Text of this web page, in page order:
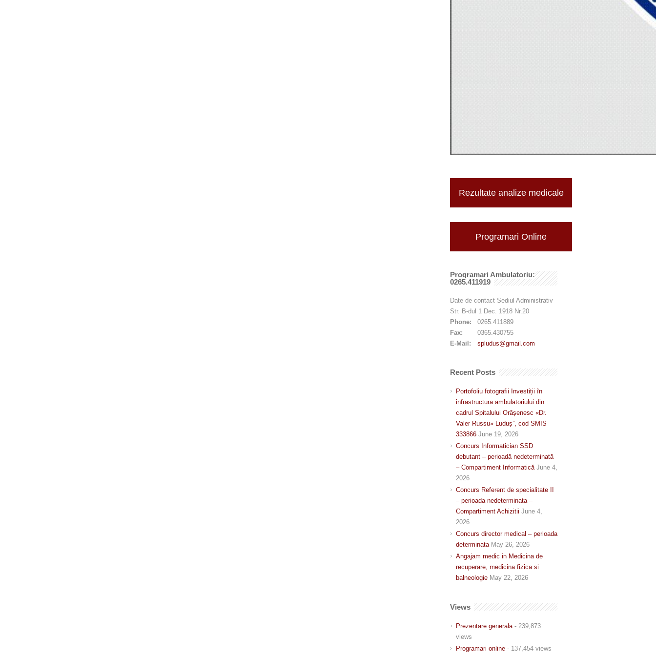
Rezultate analize medicale
Programari Online
Programari Ambulatoriu:
0265.411919
Date de contact Sediul Administrativ
Str. B-dul 1 Dec. 1918 Nr.20
Phone:
0265.411889
Fax:
0365.430755
E-Mail:
spludus@gmail.com
Recent Posts
Portofoliu fotografii Investiții în
infrastructura ambulatoriului din
cadrul Spitalului Orășenesc «Dr.
Valer Russu» Luduș”, cod SMIS
333866 June 19, 2026
Concurs Informatician SSD
debutant – perioadă nedeterminată
– Compartiment Informatică June 4,
2026
Concurs Referent de specialitate II
– perioada nedeterminata –
Compartiment Achizitii June 4,
2026
Concurs director medical – perioada
determinata May 26, 2026
Angajam medic in Medicina de
recuperare, medicina fizica si
balneologie May 22, 2026
Views
Prezentare generala- 239,873
views
Programari online - 137,454 views